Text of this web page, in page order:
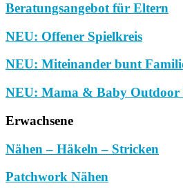
Beratungsangebot für Eltern
NEU: Offener Spielkreis
NEU: Miteinander bunt
NEU: Mama & Baby Outdoor
Erwachsene
Nähen – Häkeln – Stricken
Patchwork Nähen